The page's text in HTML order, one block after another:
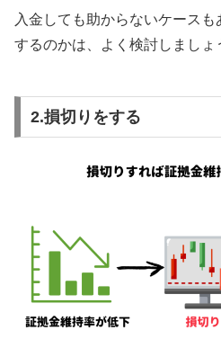
入金しても助からないケース
するのかは、よく検討しましょ
2.損切りをする